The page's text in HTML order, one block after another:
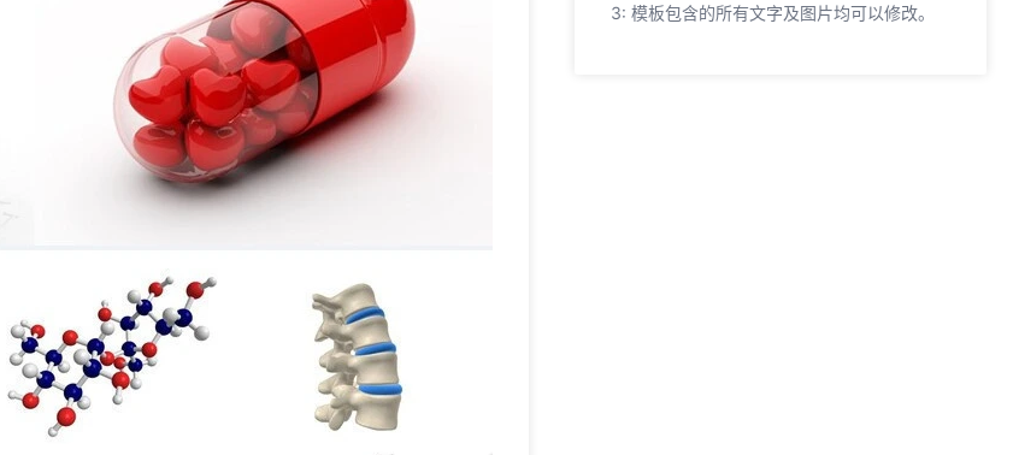
3: 模板包含的所有文字及图片均可以修改。